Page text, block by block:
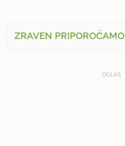
ZRAVEN PRIPOROČAMO
OGLAS